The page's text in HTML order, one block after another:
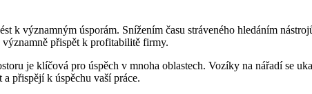
k významným úsporám. Snížením času stráveného hledáním
přispět k profitabilitě firmy.
je klíčová pro úspěch v mnoha oblastech. Vozíky na nářadí se
přispějí k úspěchu vaší práce.